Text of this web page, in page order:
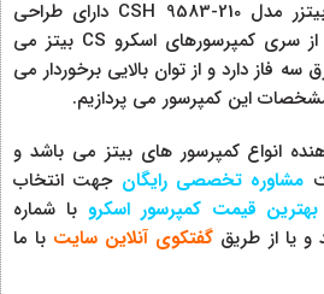
کمپرسور اسکرو 210 اسب بیتزر مدل CSH 9583-210 دارای طراحی
سمی هرمتیک می باشد و از سری کمپرسورهای اسکرو CS بیتز می
سه فاز دارد و از توان بالایی برخوردار می
این کمپرسور می پردازیم.
انواع کمپرسور های بیتز می باشد و
مشاوره تخصصی رایگان جهت انتخاب
بهترین قیمت کمپرسور اسکرو با شماره
و یا از طریق گفتکوی آنلاین سایت با ما